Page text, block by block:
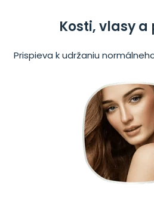
Kosti, vlasy a
Prispieva k udržaniu